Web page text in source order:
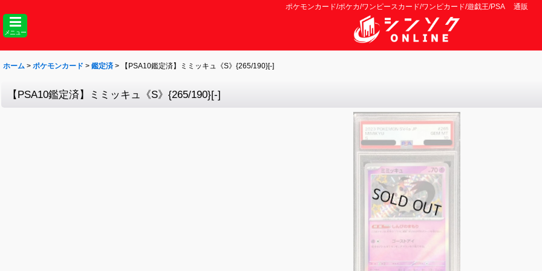
ポケモンカード/ポケカ/ワンピースカード/ワンピカード/遊戯王/PSA 通販
メニュー
ホーム > ポケモンカード > 鑑定済 > 【PSA10鑑定済】ミミッキュ《S》{265/190}[-]
【PSA10鑑定済】ミミッキュ《S》{265/190}[-]